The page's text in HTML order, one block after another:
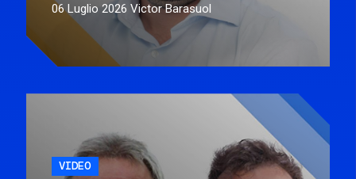
06 Luglio 2026 Victor Barasuol
VIDEO